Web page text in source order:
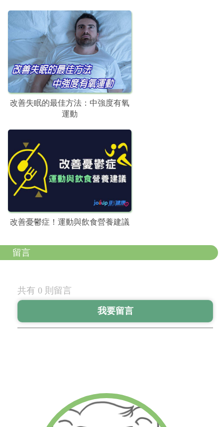
改善失眠的最佳方法：中強度有氧
運動
改善憂鬱症！運動與飲食營養建議
留言
共有 0 則留言